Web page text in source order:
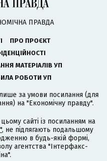
ПРАВДА
ПРО ПРОЄКТ
МАТЕРІАЛІВ УП
РОБОТИ УП
за умови посилання (для
на "Економічну правду".
сайті із посиланням на
, не підлягають подальшому
в будь-якій формі,
агентства "Інтерфакс-